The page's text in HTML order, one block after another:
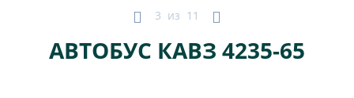
3 из 11
АВТОБУС КАВЗ 4235-65